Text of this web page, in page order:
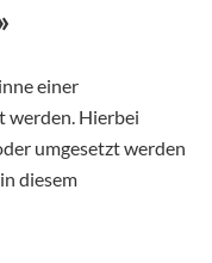
einer
werden. Hierbei
umgesetzt werden
diesem